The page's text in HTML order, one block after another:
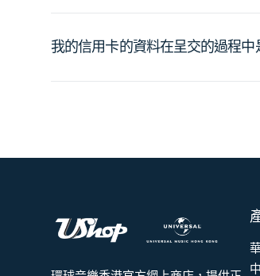
我的信用卡的資料在呈交的過程中